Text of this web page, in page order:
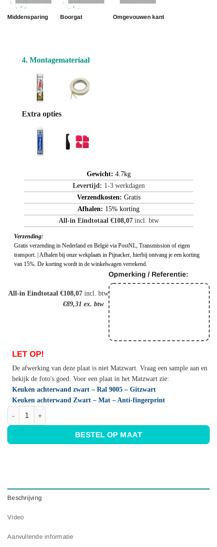
Middensparing Boorgat Omgevouwen kant
4. Montagemateriaal
Extra opties
Gewicht: 4.7kg
Levertijd: 1-3 werkdagen
Verzendkosten: Gratis
Afhalen: 15% korting
All-in Eindtotaal €108,07incl. btw
Verzending:
Gratis verzending in Nederland en België via PostNL, Transmission of eigen
transport. | Afhalen bij onze wekplaats in Pijnacker, hierbij ontvang je een korting
van 15%. De korting wordt in de winkelwagen verrekend.
All-in Eindtotaal €108,07 incl. btw
€89,31 ex. btw
Opmerking / Referentie:
LET OP!
De afwerking van deze plaat is niet Matzwart. Vraag een sample aan en
bekijk de foto's goed. Voor een plaat in het Matzwart zie:
Keuken achterwand zwart – Ral 9005 – Gitzwart
Keuken achterwand Zwart – Mat – Anti-fingerprint
RVS plaat op maat - Zwart rvs - Anti-fingerprint aantal
BESTEL OP MAAT
Beschrijving
Video
Aanvullende informatie